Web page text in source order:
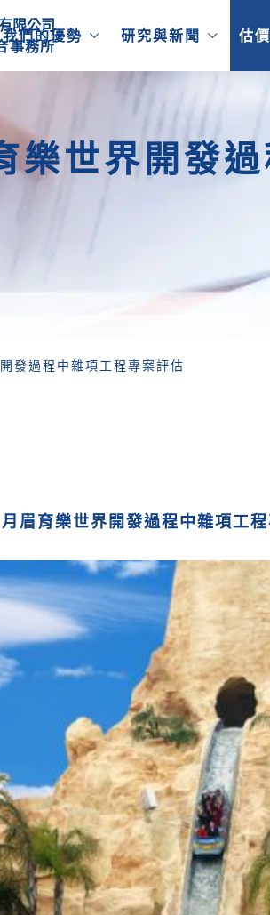
限公司
事務所
我們的優勢 研究與新聞 估
樂世界開發
發過程中雜項工程專案評估
月眉育樂世界開發過程中雜項工